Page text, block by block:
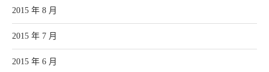
2015 年 8 月
2015 年 7 月
2015 年 6 月